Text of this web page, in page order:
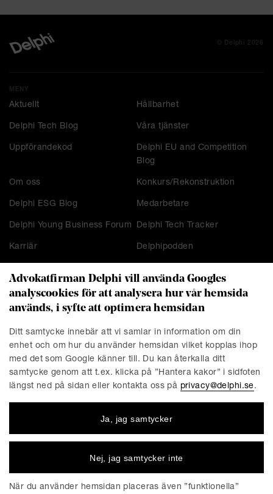
© Delphi 2026
MENY
Aktuellt Hållbarhet
Delphi Tech Blog Våra tjänster
Uppförandekod
Delphi EU and Competition
Blog
Om oss Konkurs/Rekonstruktion
Delphi ESG Blog Medarbetare
Delphi Young Business Forum Delphi Tech Tracker
Karriär Delphipodden
KONTAKT
Stockholm Malmö
Presskontakt Göteborg
Linköping
Advokatfirman Delphi är en progressiv affärsjuridisk
advokatbyrå med erkända specialister inom de flesta av
varav ungefär 150 jurister. Våra kontor finns i Stockholm,
Advokatfirman Delphi vill använda Googles
analyscookies för att analysera hur vår hemsida
används, i syfte att optimera hemsidan
Ditt samtycke innebär att vi samlar in information om din
enhet och om hur du använder hemsidan vilket kopplas ihop
med det som Google känner till. Du kan återkalla ditt
samtycke genom att t.ex. klicka på ”Hantera kakor” i sidfoten
längst ned på sidan eller kontakta oss på privacy@delphi.se.
Ja, jag samtycker
Nej, jag samtycker inte
När du använder hemsidan placeras även ”funktionella”